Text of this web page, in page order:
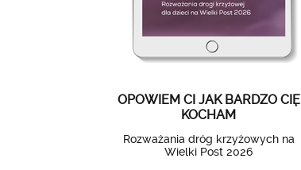
OPOWIEM CI JAK BARDZO CIĘ
KOCHAM
Rozważania dróg krzyżowych na
Wielki Post 2026